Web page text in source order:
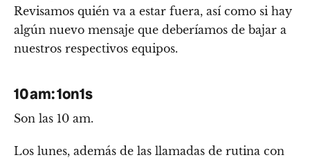
Revisamos quién va a estar fuera, así como si hay
algún nuevo mensaje que deberíamos de bajar a
nuestros respectivos equipos.
10 am: 1on1s
Son las 10 am.
Los lunes, además de las llamadas de rutina con